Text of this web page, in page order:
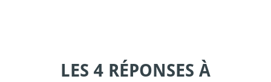
LES 4 RÉPONSES À